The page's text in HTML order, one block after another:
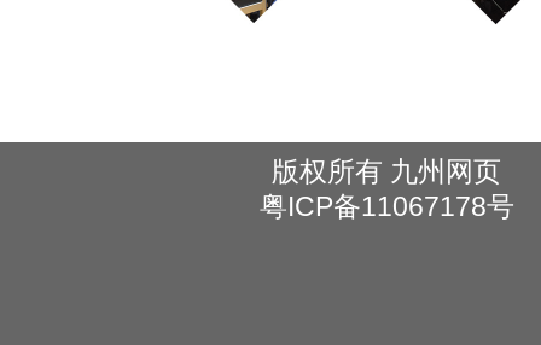
版权所有 九州网页
粤ICP备11067178号